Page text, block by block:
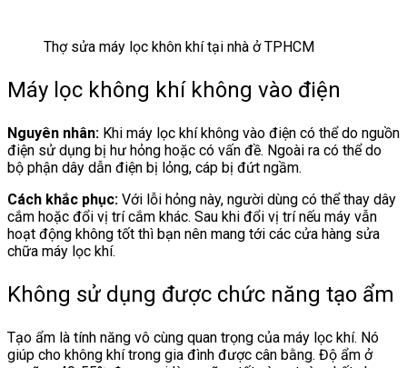
Thợ sửa máy lọc khôn khí tại nhà ở TPHCM
Máy lọc không khí không vào điện
Nguyên nhân: Khi máy lọc khí không vào điện có thể do nguồn
điện sử dụng bị hư hỏng hoặc có vấn đề. Ngoài ra có thể do
bộ phận dây dẫn điện bị lỏng, cáp bị đứt ngầm.
Cách khắc phục: Với lỗi hỏng này, người dùng có thể thay dây
cắm hoặc đổi vị trí cắm khác. Sau khi đổi vị trí nếu máy vẫn
hoạt động không tốt thì bạn nên mang tới các cửa hàng sửa
chữa máy lọc khí.
Không sử dụng được chức năng tạo ẩm
Tạo ẩm là tính năng vô cùng quan trọng của máy lọc khí. Nó
giúp cho không khí trong gia đình được cân bằng. Độ ẩm ở